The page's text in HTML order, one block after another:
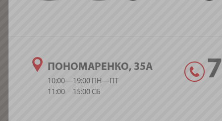
ПОНОМАРЕНКО, 35А
10:00—19:00 ПН—ПТ
11:00—15:00 СБ